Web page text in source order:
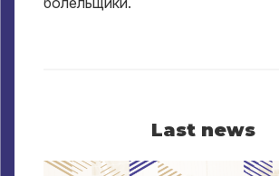
Last news